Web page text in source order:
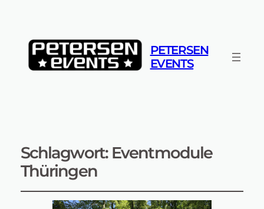
PETERSEN
EVENTS
Schlagwort: Eventmodule
Thüringen